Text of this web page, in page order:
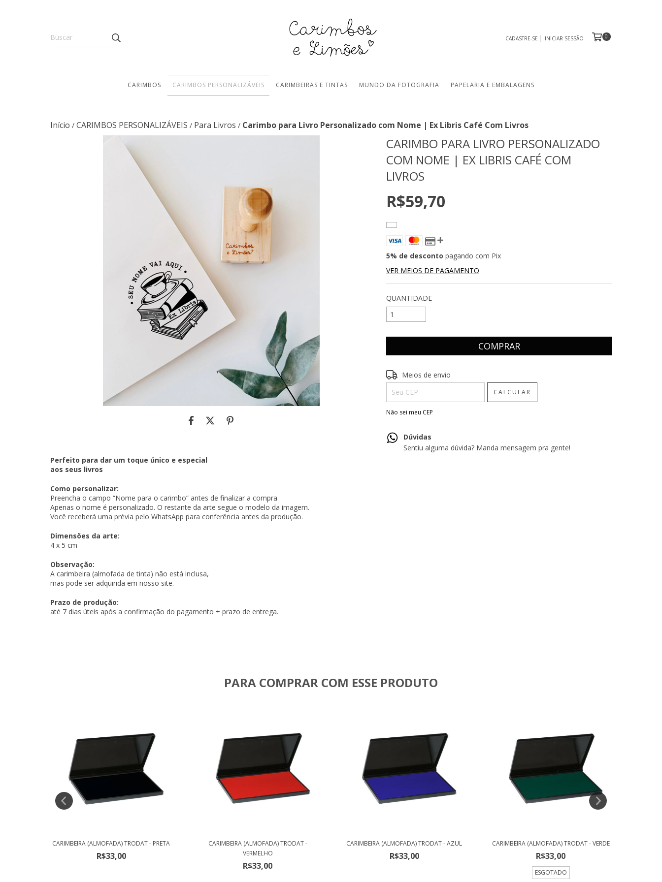
CADASTRE-SE INICIAR SESSÃO 0
CARIMBOS CARIMBOS PERSONALIZÁVEIS CARIMBEIRAS E TINTAS MUNDO DA FOTOGRAFIA PAPELARIA E EMBALAGENS
Início / CARIMBOS PERSONALIZÁVEIS / Para Livros / Carimbo para Livro Personalizado com Nome | Ex Libris Café Com Livros
Perfeito para dar um toque único e especial
aos seus livros
Como personalizar:
Preencha o campo “Nome para o carimbo” antes de finalizar a compra.
Apenas o nome é personalizado. O restante da arte segue o modelo da imagem.
Você receberá uma prévia pelo WhatsApp para conferência antes da produção.
Dimensões da arte:
4 x 5 cm
Observação:
A carimbeira (almofada de tinta) não está inclusa,
mas pode ser adquirida em nosso site.
Prazo de produção:
até 7 dias úteis após a confirmação do pagamento + prazo de entrega.
CARIMBO PARA LIVRO PERSONALIZADO
COM NOME | EX LIBRIS CAFÉ COM
LIVROS
R$59,70
5% de desconto pagando com Pix
VER MEIOS DE PAGAMENTO
QUANTIDADE
Entregas para o CEP:
Meios de envio
CALCULAR
Não sei meu CEP
Dúvidas
Sentiu alguma dúvida? Manda mensagem pra gente!
PARA COMPRAR COM ESSE PRODUTO
CARIMBEIRA (ALMOFADA) TRODAT - PRETA
R$33,00
CARIMBEIRA (ALMOFADA) TRODAT -
VERMELHO
R$33,00
CARIMBEIRA (ALMOFADA) TRODAT - AZUL
R$33,00
CARIMBEIRA (ALMOFADA) TRODAT - VERDE
R$33,00
ESGOTADO